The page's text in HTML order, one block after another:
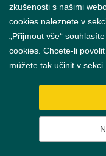
zkušenosti s našimi
cookies naleznete v
„Přijmout vše“
cookies. Chcete-li
můžete tak učinit v sekci